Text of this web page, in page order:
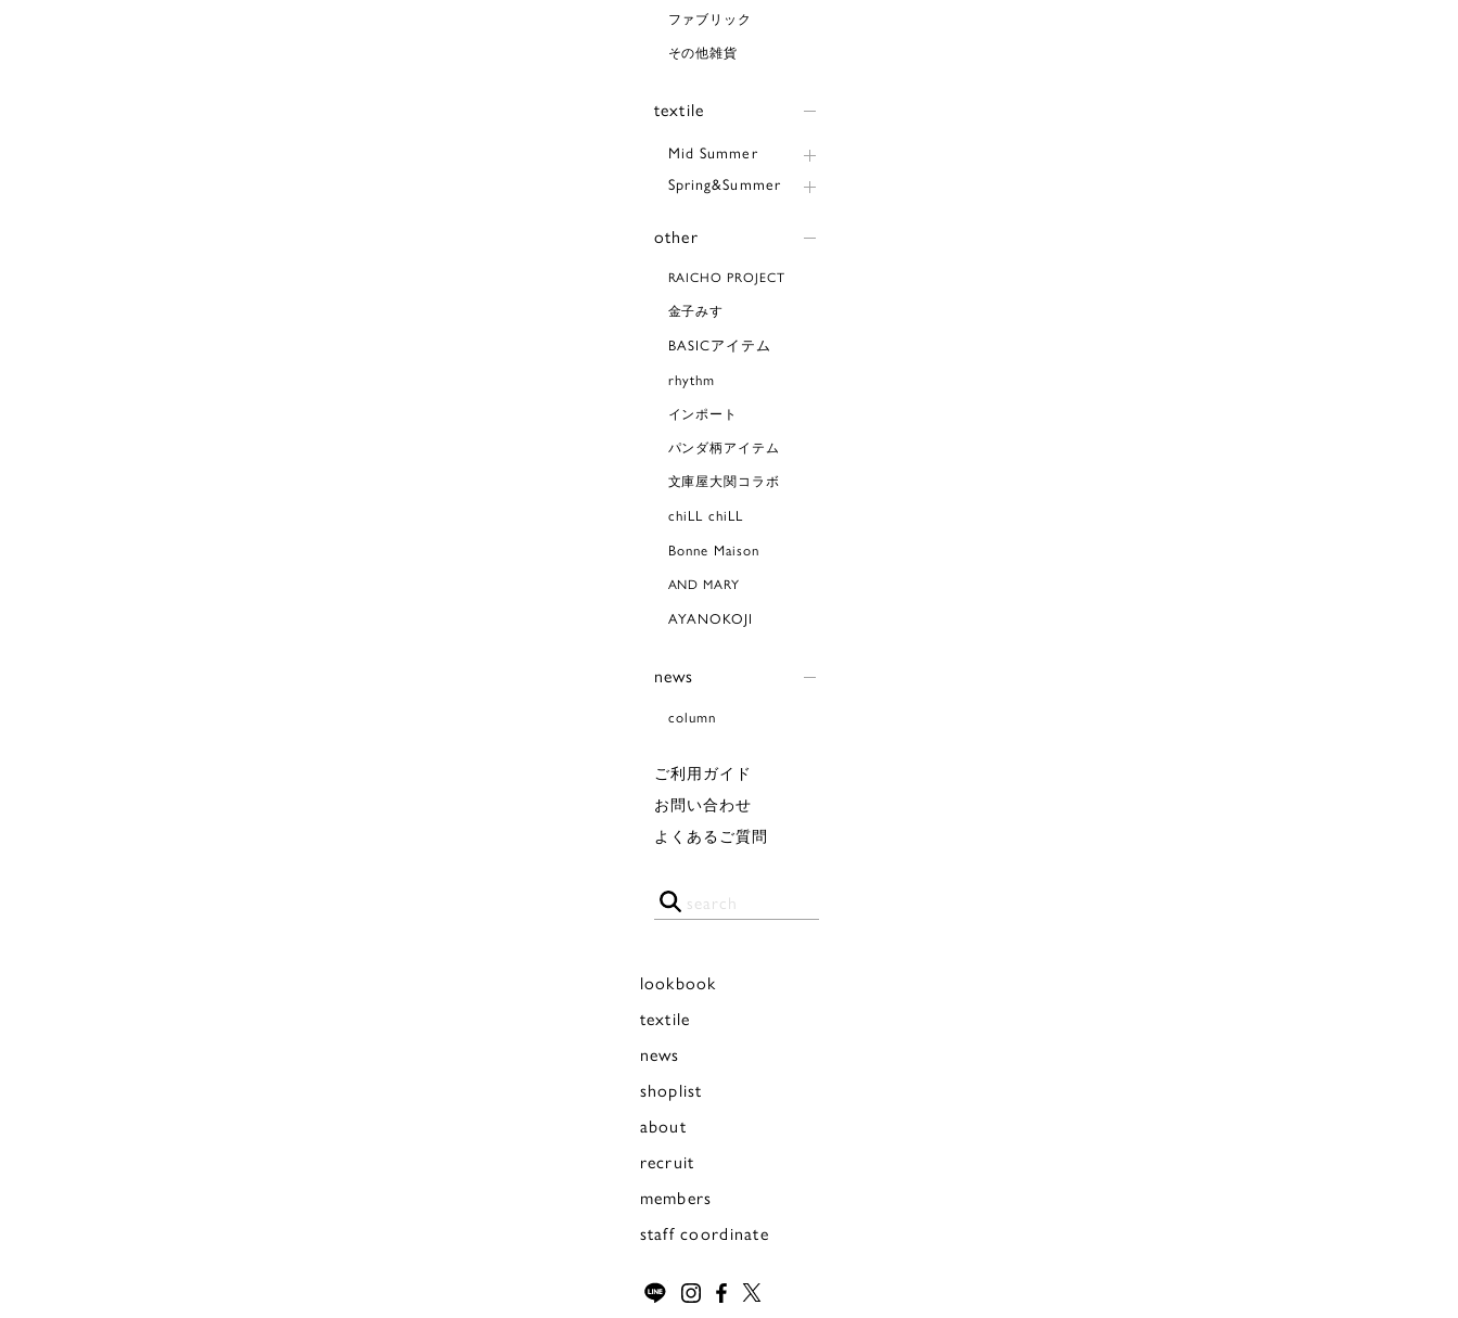
ファブリック
その他雑貨
textile
Mid Summer
Spring&Summer
other
RAICHO PROJECT
金子みすゞ
BASICアイテム
rhythm
インポート
パンダ柄アイテム
文庫屋大関コラボ
chiLL chiLL
Bonne Maison
AND MARY
AYANOKOJI
news
column
ご利用ガイド
お問い合わせ
よくあるご質問
lookbook
textile
news
shoplist
about
recruit
members
staff coordinate